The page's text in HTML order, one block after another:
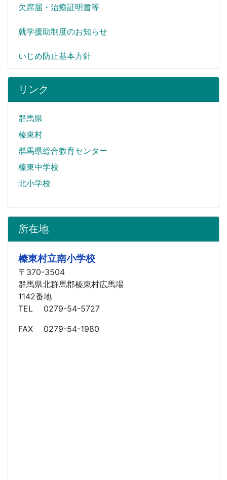
欠席届・治癒証明書等
就学援助制度のお知らせ
いじめ防止基本方針
リンク
群馬県
榛東村
群馬県総合教育センター
榛東中学校
北小学校
所在地
榛東村立南小学校
〒370-3504
群馬県北群馬郡榛東村広馬場
1142番地
TEL 0279-54-5727
FAX 0279-54-1980